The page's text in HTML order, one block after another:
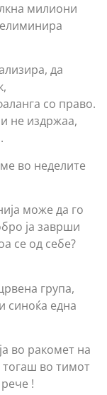
милиони
да
со право.
не издржаа,
во неделите
може да го
ја заврши
се од себе?
група,
синоќа една
во ракомет на
тогаш во тимот
!